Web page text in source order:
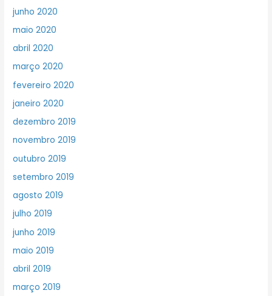
junho 2020
maio 2020
abril 2020
março 2020
fevereiro 2020
janeiro 2020
dezembro 2019
novembro 2019
outubro 2019
setembro 2019
agosto 2019
julho 2019
junho 2019
maio 2019
abril 2019
março 2019